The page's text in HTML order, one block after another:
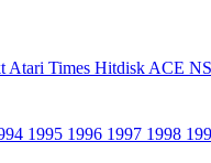
Atari Times Hitdisk ACE
1995 1996 1997 1998